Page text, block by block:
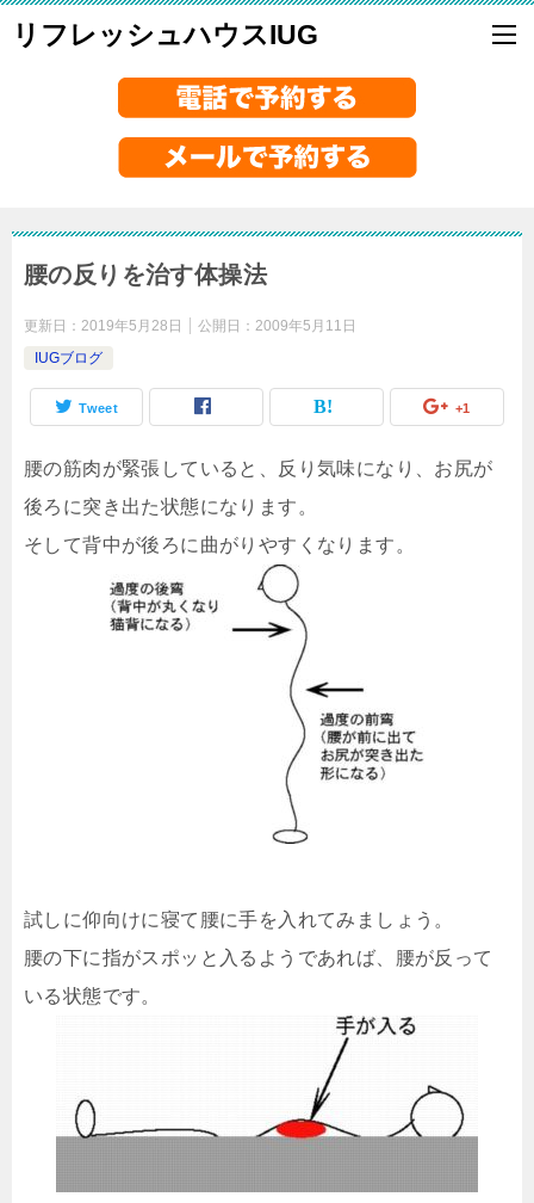
リフレッシュハウスIUG
腰の反りを治す体操法
更新日： 2019年5月28日 公開日： 2009年5月11日
IUGブログ
Tweet +1
腰の筋肉が緊張していると、反り気味になり、お尻が
後ろに突き出た状態になります。
そして背中が後ろに曲がりやすくなります。
試しに仰向けに寝て腰に手を入れてみましょう。
腰の下に指がスポッと入るようであれば、腰が反って
いる状態です。